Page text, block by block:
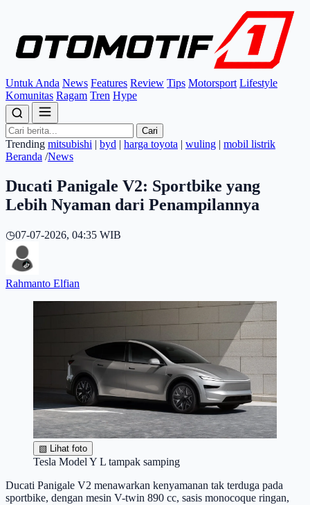
Untuk Anda News Features Review Tips Motorsport Lifestyle
Komunitas Ragam Tren Hype
Cari
Trending mitsubishi | byd | harga toyota | wuling | mobil listrik
Beranda /News
Ducati Panigale V2: Sportbike yang
Lebih Nyaman dari Penampilannya
◷07-07-2026, 04:35 WIB
Rahmanto Elfian
▧ Lihat foto
Tesla Model Y L tampak samping
Ducati Panigale V2 menawarkan kenyamanan tak terduga pada
sportbike, dengan mesin V-twin 890 cc, sasis monocoque ringan,